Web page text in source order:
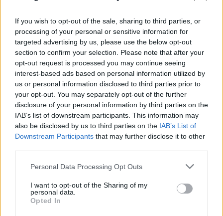
If you wish to opt-out of the sale, sharing to third parties, or
processing of your personal or sensitive information for
targeted advertising by us, please use the below opt-out
section to confirm your selection. Please note that after your
opt-out request is processed you may continue seeing
interest-based ads based on personal information utilized by
us or personal information disclosed to third parties prior to
your opt-out. You may separately opt-out of the further
disclosure of your personal information by third parties on the
IAB’s list of downstream participants. This information may
also be disclosed by us to third parties on the IAB’s List of
Downstream Participants that may further disclose it to other
Personal Data Processing Opt Outs
I want to opt-out of the Sharing of my
personal data.
Opted In
Ακολουθήστε το Pink.gr και στο
ΔΙΑΦΗΜΙΣΗ